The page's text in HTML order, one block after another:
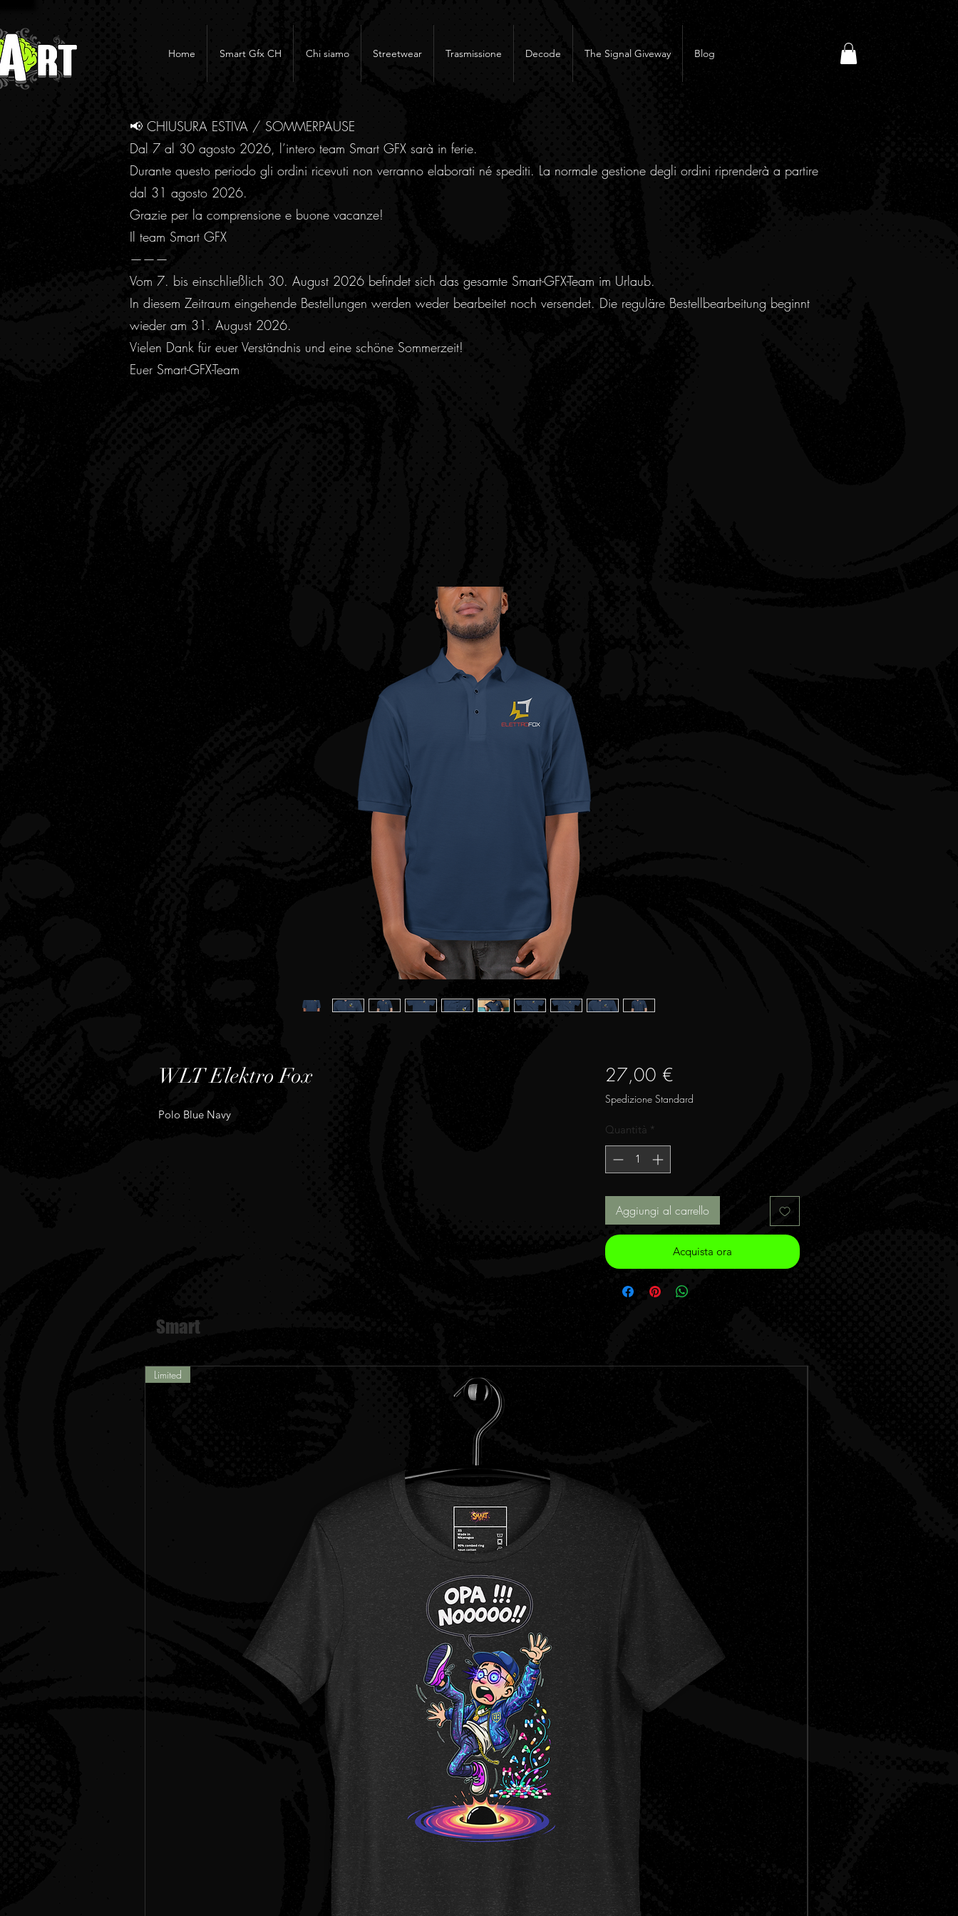
Home Smart Gfx CH Chi siamo Streetwear Trasmissione Decode The Signal Giveway Blog
📢 CHIUSURA ESTIVA / SOMMERPAUSE
Dal 7 al 30 agosto 2026, l’intero team Smart GFX sarà in ferie.
Durante questo periodo gli ordini ricevuti non verranno elaborati né spediti. La normale gestione degli ordini riprenderà a partire
dal 31 agosto 2026.
Grazie per la comprensione e buone vacanze!
Il team Smart GFX
———
Vom 7. bis einschließlich 30. August 2026 befindet sich das gesamte Smart-GFX-Team im Urlaub.
In diesem Zeitraum eingehende Bestellungen werden weder bearbeitet noch versendet. Die reguläre Bestellbearbeitung beginnt
wieder am 31. August 2026.
Vielen Dank für euer Verständnis und eine schöne Sommerzeit!
Euer Smart-GFX-Team
WLT Elektro Fox
Polo Blue Navy
27,00 €Prezzo
Spedizione Standard
Quantità *
Aggiungi al carrello
Acquista ora
Smart
Limited